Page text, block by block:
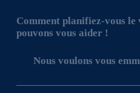
Comment planifiez-vous le
pouvons vous aider !
Nous voulons vous